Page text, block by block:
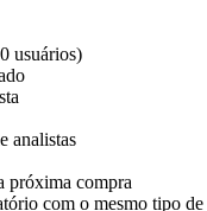
usuários)
analistas
próxima compra
com o mesmo tipo